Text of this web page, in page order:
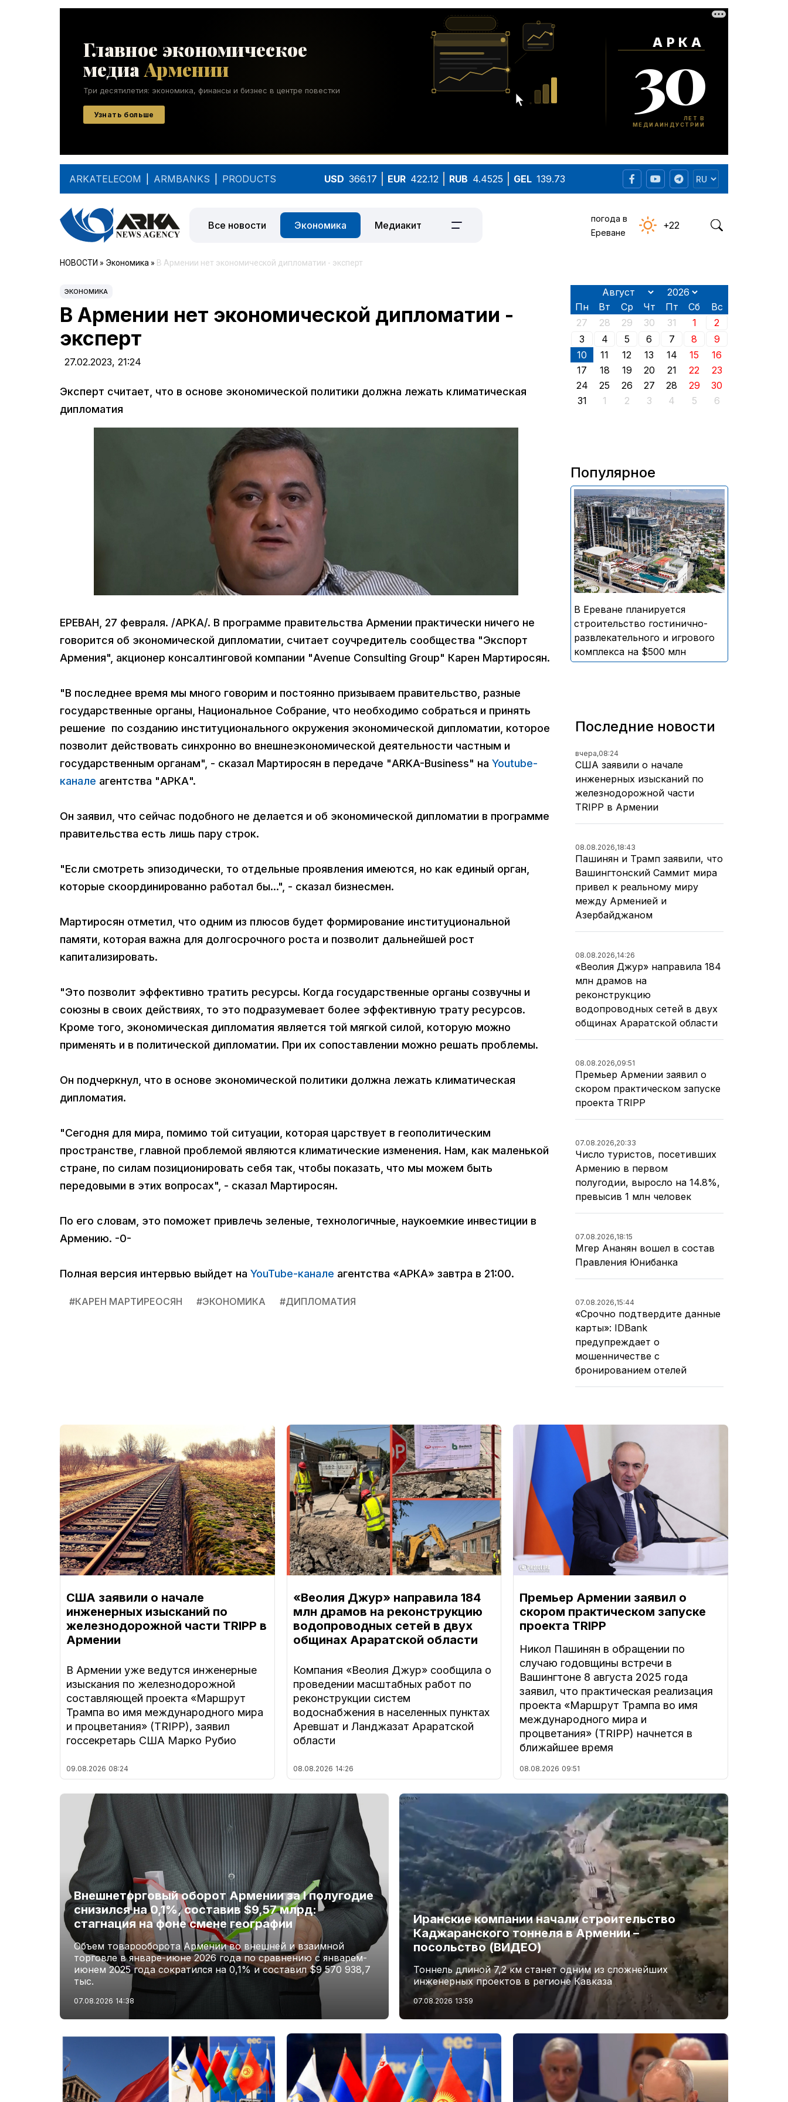
ARKATELECOM ARMBANKS PRODUCTS USD 366.17 EUR 422.12 RUB 4.4525 GEL 139.73
Все новости Экономика Медиакит
погода в
Ереване
+22
НОВОСТИ » Экономика » В Армении нет экономической дипломатии - эксперт
ЭКОНОМИКА
В Армении нет экономической дипломатии -
эксперт
27.02.2023, 21:24
Эксперт считает, что в основе экономической политики должна лежать климатическая
дипломатия
ЕРЕВАН, 27 февраля. /АРКА/. В программе правительства Армении практически ничего не
говорится об экономической дипломатии, считает соучредитель сообщества "Экспорт
Армения", акционер консалтинговой компании "Avenue Consulting Group" Карен Мартиросян.
"В последнее время мы много говорим и постоянно призываем правительство, разные
государственные органы, Национальное Собрание, что необходимо собраться и принять
решение по созданию институционального окружения экономической дипломатии, которое
позволит действовать синхронно во внешнеэкономической деятельности частным и
государственным органам", - сказал Мартиросян в передаче "ARKA-Business" на Youtube-
канале агентства "АРКА".
Он заявил, что сейчас подобного не делается и об экономической дипломатии в программе
правительства есть лишь пару строк.
"Если смотреть эпизодически, то отдельные проявления имеются, но как единый орган,
которые скоординированно работал бы...", - сказал бизнесмен.
Мартиросян отметил, что одним из плюсов будет формирование институциональной
памяти, которая важна для долгосрочного роста и позволит дальнейшей рост
капитализировать.
"Это позволит эффективно тратить ресурсы. Когда государственные органы созвучны и
союзны в своих действиях, то это подразумевает более эффективную трату ресурсов.
Кроме того, экономическая дипломатия является той мягкой силой, которую можно
применять и в политической дипломатии. При их сопоставлении можно решать проблемы.
Он подчеркнул, что в основе экономической политики должна лежать климатическая
дипломатия.
"Сегодня для мира, помимо той ситуации, которая царствует в геополитическим
пространстве, главной проблемой являются климатические изменения. Нам, как маленькой
стране, по силам позиционировать себя так, чтобы показать, что мы можем быть
передовыми в этих вопросах", - сказал Мартиросян.
По его словам, это поможет привлечь зеленые, технологичные, наукоемкие инвестиции в
Армению. -0-
Полная версия интервью выйдет на YouTube-канале агентства «АРКА» завтра в 21:00.
#КАРЕН МАРТИРЕОСЯН #ЭКОНОМИКА #ДИПЛОМАТИЯ
Пн Вт Ср Чт Пт Сб
Вс
27
28 29 30 31 1
2
3
4 5 6 7 8
9
10
11 12 13 14 15
16
17
18 19 20 21 22
23
24
25 26 27 28 29
30
31
1 2 3 4 5 6
Популярное
Комппекс планируется создать
в сотрудничестве с
гостиничным комплексом
«Двин» и Seven Visions Resort &
Places
В Ереване планируется
строительство гостинично-
развлекательного и игрового
комплекса на $500 млн
Последние новости
вчера,08:24
США заявили о начале
инженерных изысканий по
железнодорожной части
TRIPP в Армении
08.08.2026,18:43
Пашинян и Трамп заявили, что
Вашингтонский Саммит мира
привел к реальному миру
между Арменией и
Азербайджаном
08.08.2026,14:26
«Веолия Джур» направила 184
млн драмов на
реконструкцию
водопроводных сетей в двух
общинах Араратской области
08.08.2026,09:51
Премьер Армении заявил о
скором практическом запуске
проекта TRIPP
07.08.2026,20:33
Число туристов, посетивших
Армению в первом
полугодии, выросло на 14.8%,
превысив 1 млн человек
07.08.2026,18:15
Мгер Ананян вошел в состав
Правления Юнибанка
07.08.2026,15:44
«Срочно подтвердите данные
карты»: IDBank
предупреждает о
мошенничестве с
бронированием отелей
США заявили о начале
инженерных изысканий по
железнодорожной части TRIPP в
Армении
В Армении уже ведутся инженерные
изыскания по железнодорожной
составляющей проекта «Маршрут
Трампа во имя международного мира
и процветания» (TRIPP), заявил
госсекретарь США Марко Рубио
09.08.2026 08:24
«Веолия Джур» направила 184
млн драмов на реконструкцию
водопроводных сетей в двух
общинах Араратской области
Компания «Веолия Джур» сообщила о
проведении масштабных работ по
реконструкции систем
водоснабжения в населенных пунктах
Аревшат и Ланджазат Араратской
области
08.08.2026 14:26
Премьер Армении заявил о
скором практическом запуске
проекта TRIPP
Никол Пашинян в обращении по
случаю годовщины встречи в
Вашингтоне 8 августа 2025 года
заявил, что практическая реализация
проекта «Маршрут Трампа во имя
международного мира и
процветания» (TRIPP) начнется в
ближайшее время
08.08.2026 09:51
Внешнеторговый оборот Армении за I полугодие
снизился на 0,1%, составив $9,57 млрд:
стагнация на фоне смене географии
Объем товарооборота Армении во внешней и взаимной
торговле в январе-июне 2026 года по сравнению с январем-
июнем 2025 года сократился на 0,1% и составил $9 570 938,7
тыс.
07.08.2026 14:38
Иранские компании начали строительство
Каджаранского тоннеля в Армении –
посольство (ВИДЕО)
Тоннель длиной 7,2 км станет одним из сложнейших
инженерных проектов в регионе Кавказа
07.08.2026 13:59